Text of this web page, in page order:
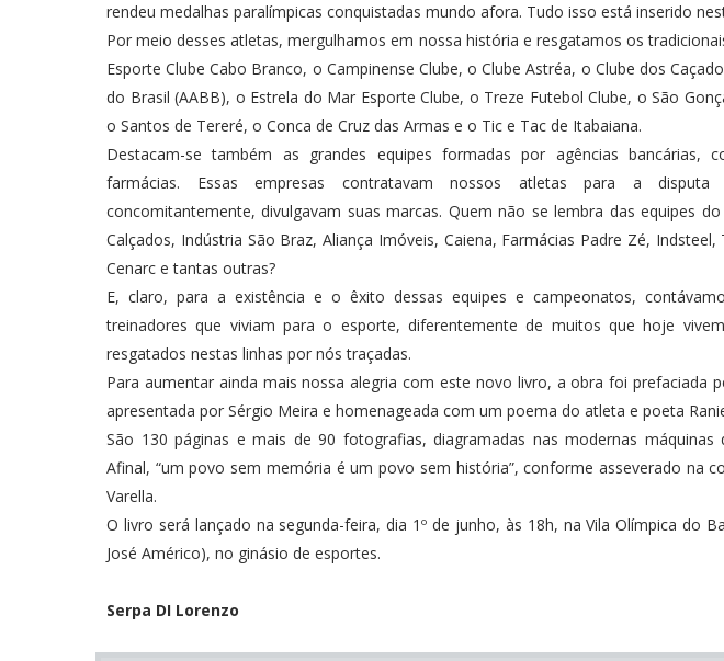
rendeu medalhas paralímpicas conquistadas mundo afora. Tudo isso está inserido
Por meio desses atletas, mergulhamos em nossa história e resgatamos os
Esporte Clube Cabo Branco, o Campinense Clube, o Clube Astréa, o Clube dos
do Brasil (AABB), o Estrela do Mar Esporte Clube, o Treze Futebol Clube, o São
o Santos de Tereré, o Conca de Cruz das Armas e o Tic e Tac de Itabaiana.
Destacam-se também as grandes equipes formadas por agências bancárias,
farmácias. Essas empresas contratavam nossos atletas para a
concomitantemente, divulgavam suas marcas. Quem não se lembra das equipes
Calçados, Indústria São Braz, Aliança Imóveis, Caiena, Farmácias Padre Zé,
Cenarc e tantas outras?
E, claro, para a existência e o êxito dessas equipes e campeonatos,
treinadores que viviam para o esporte, diferentemente de muitos que hoje
resgatados nestas linhas por nós traçadas.
Para aumentar ainda mais nossa alegria com este novo livro, a obra foi prefaciada
apresentada por Sérgio Meira e homenageada com um poema do atleta e poeta
São 130 páginas e mais de 90 fotografias, diagramadas nas modernas máquinas
Afinal, “um povo sem memória é um povo sem história”, conforme asseverado na
Varella.
O livro será lançado na segunda-feira, dia 1º de junho, às 18h, na Vila Olímpica do
José Américo), no ginásio de esportes.
Serpa DI Lorenzo